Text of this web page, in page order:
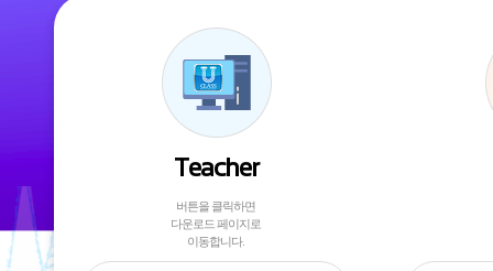
Teacher
버튼을 클릭하면
다운로드 페이지로
이동합니다.